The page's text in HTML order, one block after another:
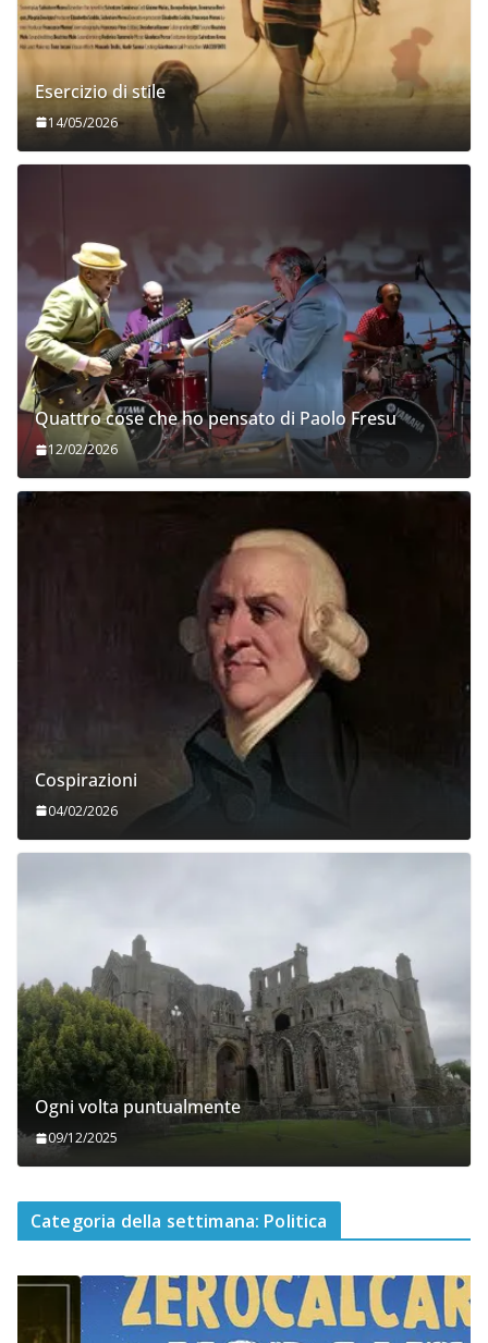
Esercizio di stile
14/05/2026
Quattro cose che ho pensato di Paolo Fresu
12/02/2026
Cospirazioni
04/02/2026
Ogni volta puntualmente
09/12/2025
Categoria della settimana: Politica